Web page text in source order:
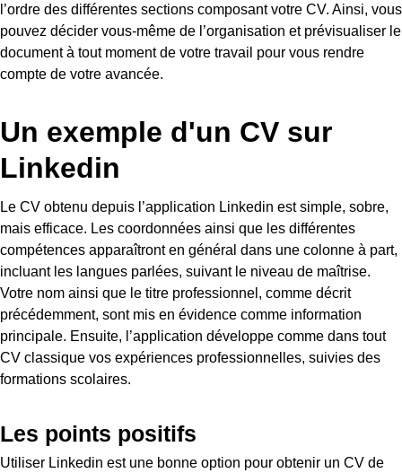
l’ordre des différentes sections composant votre CV. Ainsi, vous
pouvez décider vous-même de l’organisation et prévisualiser le
document à tout moment de votre travail pour vous rendre
compte de votre avancée.
Un exemple d'un CV sur
Linkedin
Le CV obtenu depuis l’application Linkedin est simple, sobre,
mais efficace. Les coordonnées ainsi que les différentes
compétences apparaîtront en général dans une colonne à part,
incluant les langues parlées, suivant le niveau de maîtrise.
Votre nom ainsi que le titre professionnel, comme décrit
précédemment, sont mis en évidence comme information
principale. Ensuite, l’application développe comme dans tout
CV classique vos expériences professionnelles, suivies des
formations scolaires.
Les points positifs
Utiliser Linkedin est une bonne option pour obtenir un CV de